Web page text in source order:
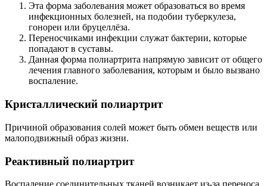
Эта форма заболевания может образоваться во время
инфекционных болезней, на подобии туберкулеза,
гонореи или бруцеллёза.
Переносчиками инфекции служат бактерии, которые
попадают в суставы.
Данная форма полиартрита напрямую зависит от общего
лечения главного заболевания, которым и было вызвано
воспаление.
Кристаллический полиартрит
Причиной образования солей может быть обмен веществ или
малоподвижный образ жизни.
Реактивный полиартрит